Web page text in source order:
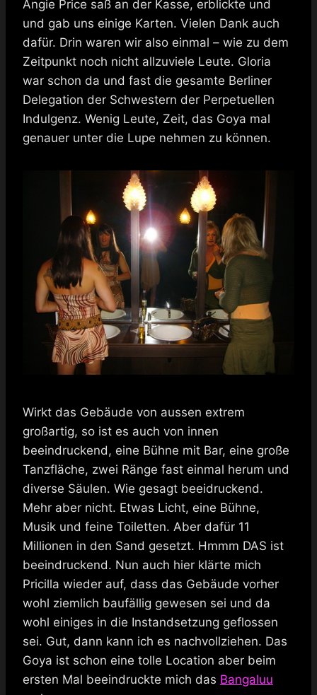
Angie Price saß an der Kasse, erblickte und
und gab uns einige Karten. Vielen Dank auch
dafür. Drin waren wir also einmal – wie zu dem
Zeitpunkt noch nicht allzuviele Leute. Gloria
war schon da und fast die gesamte Berliner
Delegation der Schwestern der Perpetuellen
Indulgenz. Wenig Leute, Zeit, das Goya mal
genauer unter die Lupe nehmen zu können.
Wirkt das Gebäude von aussen extrem
großartig, so ist es auch von innen
beeindruckend, eine Bühne mit Bar, eine große
Tanzfläche, zwei Ränge fast einmal herum und
diverse Säulen. Wie gesagt beeidruckend.
Mehr aber nicht. Etwas Licht, eine Bühne,
Musik und feine Toiletten. Aber dafür 11
Millionen in den Sand gesetzt. Hmmm DAS ist
beeindruckend. Nun auch hier klärte mich
Pricilla wieder auf, dass das Gebäude vorher
wohl ziemlich baufällig gewesen sei und da
wohl einiges in die Instandsetzung geflossen
sei. Gut, dann kann ich es nachvollziehen. Das
Goya ist schon eine tolle Location aber beim
ersten Mal beeindruckte mich das Bangaluu